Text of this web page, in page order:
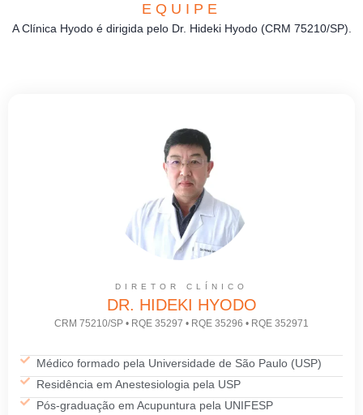
EQUIPE
A Clínica Hyodo é dirigida pelo Dr. Hideki Hyodo (CRM 75210/SP).
DIRETOR CLÍNICO
DR. HIDEKI HYODO
CRM 75210/SP • RQE 35297 • RQE 35296 • RQE 352971
Médico formado pela Universidade de São Paulo (USP)
Residência em Anestesiologia pela USP
Pós-graduação em Acupuntura pela UNIFESP